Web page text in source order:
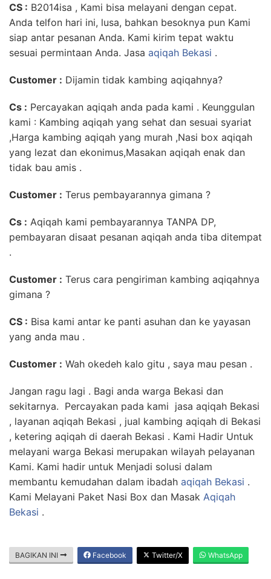
CS : B2014isa , Kami bisa melayani dengan cepat.
Anda telfon hari ini, lusa, bahkan besoknya pun Kami
siap antar pesanan Anda. Kami kirim tepat waktu
sesuai permintaan Anda. Jasa aqiqah Bekasi .
Customer : Dijamin tidak kambing aqiqahnya?
Cs : Percayakan aqiqah anda pada kami . Keunggulan
kami : Kambing aqiqah yang sehat dan sesuai syariat
,Harga kambing aqiqah yang murah ,Nasi box aqiqah
yang lezat dan ekonimus,Masakan aqiqah enak dan
tidak bau amis .
Customer : Terus pembayarannya gimana ?
Cs : Aqiqah kami pembayarannya TANPA DP,
pembayaran disaat pesanan aqiqah anda tiba ditempat
.
Customer : Terus cara pengiriman kambing aqiqahnya
gimana ?
CS : Bisa kami antar ke panti asuhan dan ke yayasan
yang anda mau .
Customer : Wah okedeh kalo gitu , saya mau pesan .
Jangan ragu lagi . Bagi anda warga Bekasi dan
sekitarnya. Percayakan pada kami jasa aqiqah Bekasi
, layanan aqiqah Bekasi , jual kambing aqiqah di Bekasi
, ketering aqiqah di daerah Bekasi . Kami Hadir Untuk
melayani warga Bekasi merupakan wilayah pelayanan
Kami. Kami hadir untuk Menjadi solusi dalam
membantu kemudahan dalam ibadah aqiqah Bekasi .
Kami Melayani Paket Nasi Box dan Masak Aqiqah
Bekasi .
BAGIKAN INI Facebook Twitter/X WhatsApp